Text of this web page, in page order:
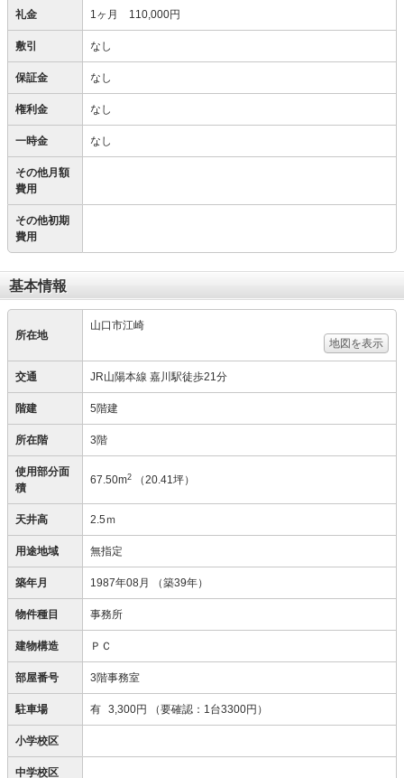
礼金 1ヶ月 110,000円
敷引 なし
保証金 なし
権利金 なし
一時金 なし
その他月額
費用
その他初期
費用
基本情報
所在地
山口市江崎
地図を表示
交通 JR山陽本線 嘉川駅徒歩21分
階建 5階建
所在階 3階
使用部分面
積
67.50m2 （20.41坪）
天井高 2.5ｍ
用途地域 無指定
築年月 1987年08月 （築39年）
物件種目 事務所
建物構造 ＰＣ
部屋番号 3階事務室
駐車場 有 3,300円 （要確認：1台3300円）
小学校区
中学校区